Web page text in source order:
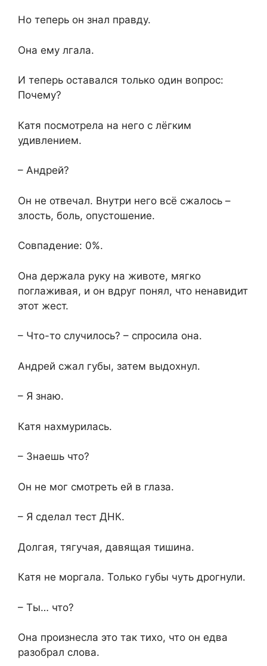
Но теперь он знал правду.
Она ему лгала.
И теперь оставался только один вопрос:
Почему?
Катя посмотрела на него с лёгким
удивлением.
– Андрей?
Он не отвечал. Внутри него всё сжалось –
злость, боль, опустошение.
Совпадение: 0%.
Она держала руку на животе, мягко
поглаживая, и он вдруг понял, что ненавидит
этот жест.
– Что-то случилось? – спросила она.
Андрей сжал губы, затем выдохнул.
– Я знаю.
Катя нахмурилась.
– Знаешь что?
Он не мог смотреть ей в глаза.
– Я сделал тест ДНК.
Долгая, тягучая, давящая тишина.
Катя не моргала. Только губы чуть дрогнули.
– Ты… что?
Она произнесла это так тихо, что он едва
разобрал слова.